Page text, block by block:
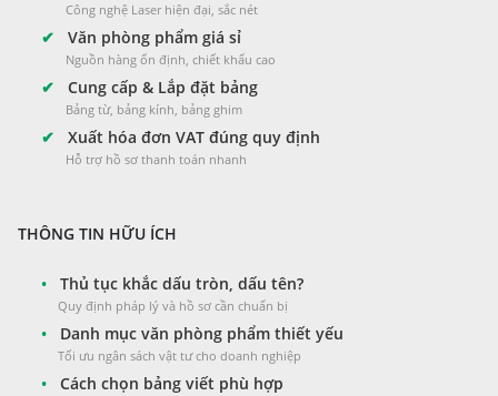
Công nghệ Laser hiện đại, sắc nét
✔ Văn phòng phẩm giá sỉ
Nguồn hàng ổn định, chiết khấu cao
✔ Cung cấp & Lắp đặt bảng
Bảng từ, bảng kính, bảng ghim
✔ Xuất hóa đơn VAT đúng quy định
Hỗ trợ hồ sơ thanh toán nhanh
THÔNG TIN HỮU ÍCH
• Thủ tục khắc dấu tròn, dấu tên?
Quy định pháp lý và hồ sơ cần chuẩn bị
• Danh mục văn phòng phẩm thiết yếu
Tối ưu ngân sách vật tư cho doanh nghiệp
• Cách chọn bảng viết phù hợp